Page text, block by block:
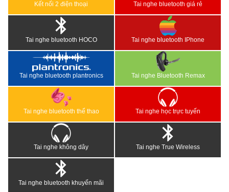
Kết nối 2 điện thoại Tai nghe bluetooth giá rẻ
Tai nghe bluetooth HOCO Tai nghe bluetooth IPhone
Tai nghe bluetooth plantronics Tai nghe Bluetooth Remax
Tai nghe bluetooth thể thao Tai nghe học trực tuyến
Tai nghe không dây Tai nghe True Wireless
Tai nghe bluetooth khuyến mãi